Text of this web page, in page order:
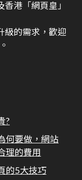
港「網頁皇」
級的需求，歡迎
?
何要做，網站
理的費用
的5大技巧